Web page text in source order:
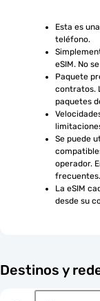
Esta es
teléfono.
eSIM. No
Paquete
contratos.
paquetes
Se puede
operador.
frecuentes.
La eSIM
desde su
Destinos y